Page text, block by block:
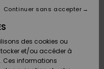
des cookies ou
et/ou accéder à
Ces informations
Continuer sans accepter